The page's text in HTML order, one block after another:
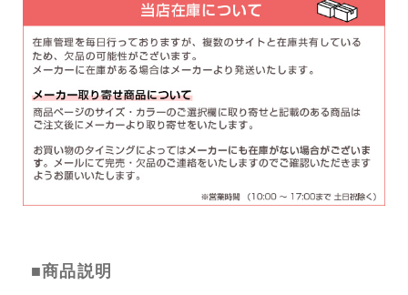
■商品説明